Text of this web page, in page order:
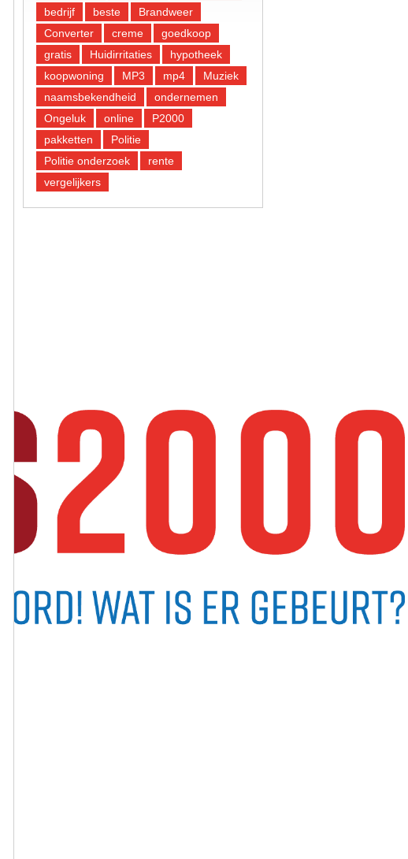
bedrijf
beste
Brandweer
Converter
creme
goedkoop
gratis
Huidirritaties
hypotheek
koopwoning
MP3 mp4
Muziek
naamsbekendheid
ondernemen
Ongeluk
online
P2000
pakketten
Politie
Politie onderzoek
rente
vergelijkers